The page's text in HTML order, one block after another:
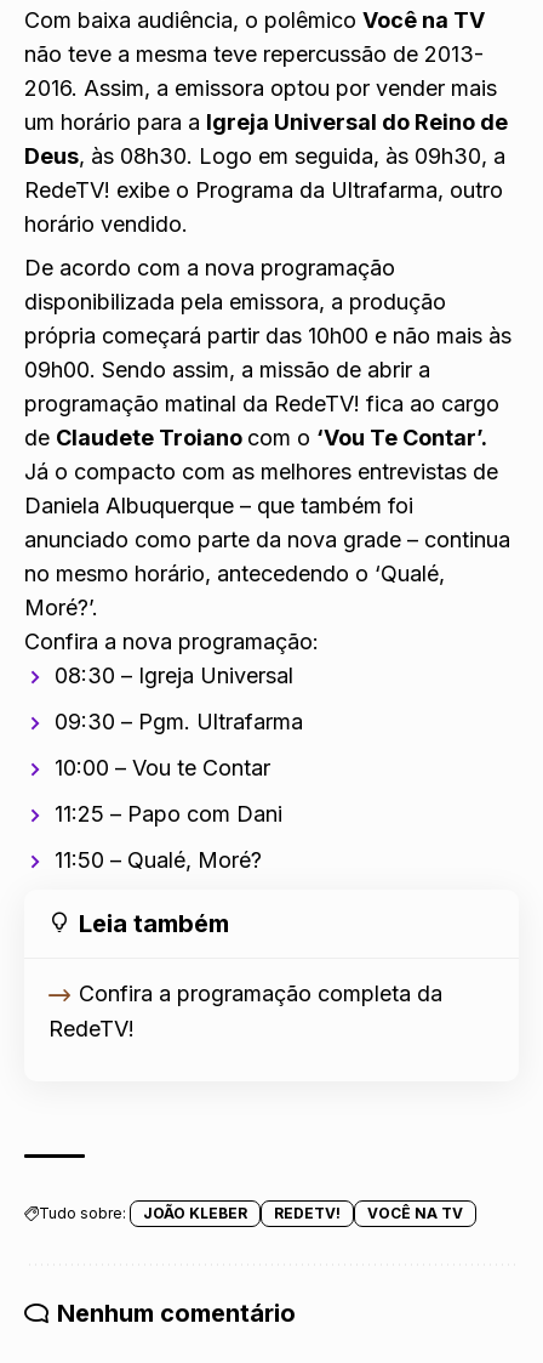
Com baixa audiência, o polêmico Você na TV
não teve a mesma teve repercussão de 2013-
2016. Assim, a emissora optou por vender mais
um horário para a Igreja Universal do Reino de
Deus, às 08h30. Logo em seguida, às 09h30, a
RedeTV! exibe o Programa da Ultrafarma, outro
horário vendido.
De acordo com a nova programação
disponibilizada pela emissora, a produção
própria começará partir das 10h00 e não mais às
09h00. Sendo assim, a missão de abrir a
programação matinal da RedeTV! fica ao cargo
de Claudete Troiano com o ‘Vou Te Contar’.
Já o compacto com as melhores entrevistas de
Daniela Albuquerque – que também foi
anunciado como parte da nova grade – continua
no mesmo horário, antecedendo o ‘Qualé,
Moré?’.
Confira a nova programação:
08:30 – Igreja Universal
09:30 – Pgm. Ultrafarma
10:00 – Vou te Contar
11:25 – Papo com Dani
11:50 – Qualé, Moré?
Leia também
Confira a programação completa da
RedeTV!
Tudo sobre: JOÃO KLEBER REDETV! VOCÊ NA TV
Nenhum comentário